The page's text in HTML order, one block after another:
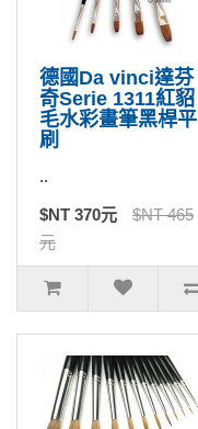
德國Da vinci達芬
奇Serie 1311紅貂
毛水彩畫筆黑桿平
刷
..
$NT 370元
$NT 465
元